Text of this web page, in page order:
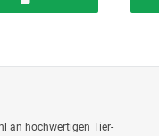
an hochwertigen Tier-